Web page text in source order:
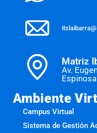
Matriz
Av.
Ambiente
Campus Virtual
Sistema de Gestión